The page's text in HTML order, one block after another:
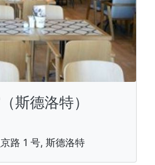
斯德洛特）
路 1 号, 斯德洛特